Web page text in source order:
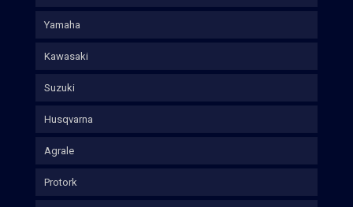
Yamaha
Kawasaki
Suzuki
Husqvarna
Agrale
Protork